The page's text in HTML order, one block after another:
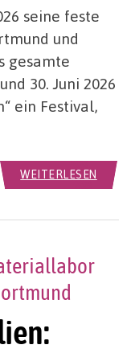
seine feste
und
gesamte
30. Juni 2026
ein Festival,
WEITERLESEN